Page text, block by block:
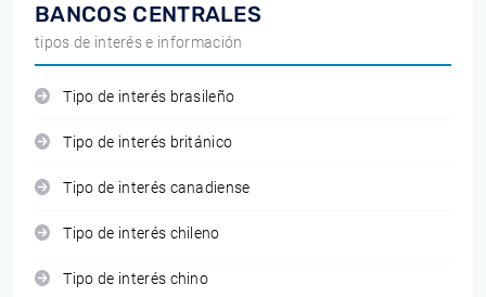
BANCOS CENTRALES
tipos de interés e información
Tipo de interés brasileño
Tipo de interés británico
Tipo de interés canadiense
Tipo de interés chileno
Tipo de interés chino